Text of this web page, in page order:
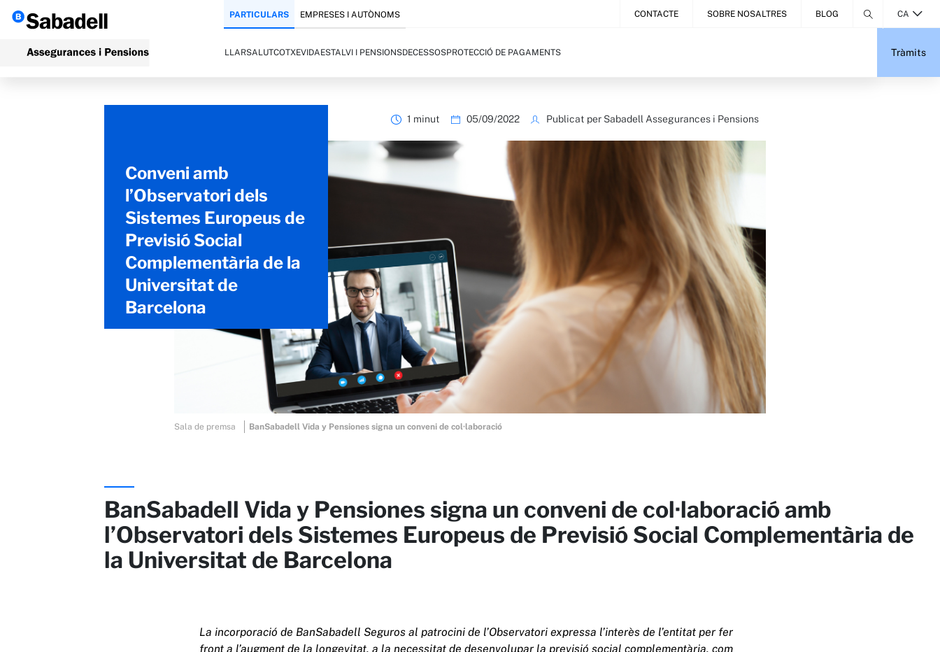
Tràmits
PARTICULARS EMPRESES I AUTÒNOMS
LLARSALUTCOTXEVIDAESTALVI I PENSIONSDECESSOSPROTECCIÓ DE PAGAMENTS
CONTACTE SOBRE NOSALTRES BLOG CA
Conveni amb
l’Observatori dels
Sistemes Europeus de
Previsió Social
Complementària de la
Universitat de
Barcelona
1 minut 05/09/2022 Publicat per Sabadell Assegurances i Pensions
Sala de premsa BanSabadell Vida y Pensiones signa un conveni de col·laboració
BanSabadell Vida y Pensiones signa un conveni de col·laboració amb
l’Observatori dels Sistemes Europeus de Previsió Social Complementària de
la Universitat de Barcelona
La incorporació de BanSabadell Seguros al patrocini de l’Observatori expressa l’interès de l’entitat per fer
front a l’augment de la longevitat, a la necessitat de desenvolupar la previsió social complementària, com